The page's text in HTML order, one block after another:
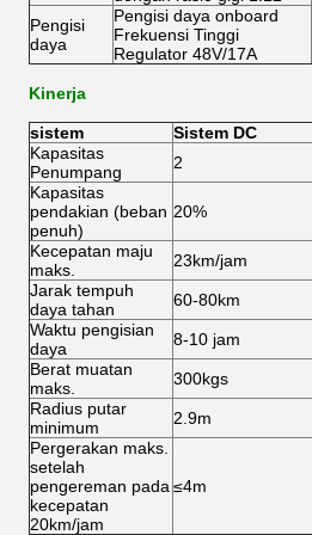
Pengisi
daya
Pengisi daya onboard
Frekuensi Tinggi
Regulator 48V/17A
Kinerja
sistem Sistem DC
Kapasitas
Penumpang
2
Kapasitas
pendakian (beban
penuh)
20%
Kecepatan maju
maks.
23km/jam
Jarak tempuh
daya tahan
60-80km
Waktu pengisian
daya
8-10 jam
Berat muatan
maks.
300kgs
Radius putar
minimum
2.9m
Pergerakan maks.
setelah
pengereman pada
kecepatan
20km/jam
≤4m